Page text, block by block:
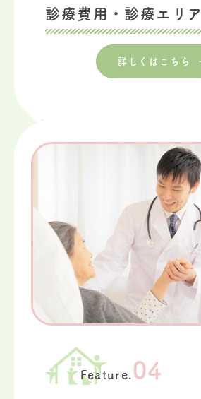
診療費用・診療エリア
詳しくはこちら
Feature. 04